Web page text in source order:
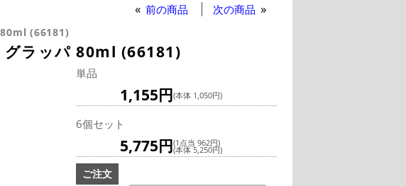
前の商品 次の商品
(66181)
グラッパ 80ml (66181)
単品
1,155円(本体 1,050円)
6個セット
5,775円(1点当 962円)
(本体 5,250円)
ご注文